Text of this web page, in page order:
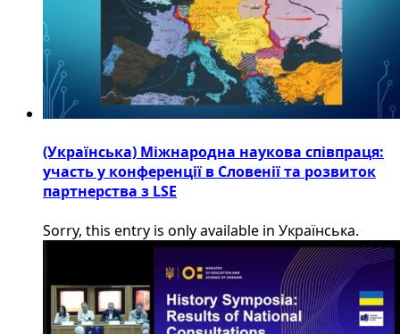
(Українська) Міжнародна наукова співпраця:
участь у конференції в Словенії та розвиток
партнерства з LSE
Sorry, this entry is only available in Українська.